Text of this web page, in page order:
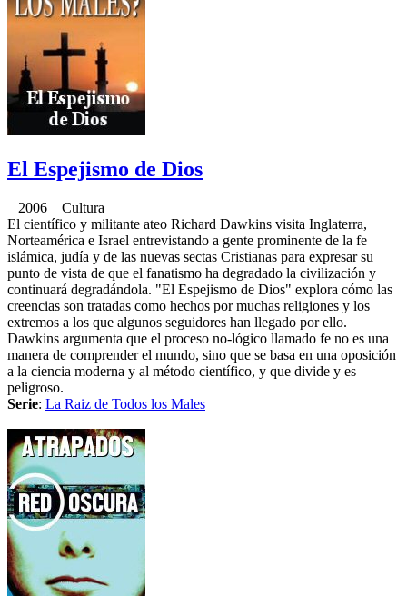
El Espejismo de Dios
2006 Cultura
El científico y militante ateo Richard Dawkins visita Inglaterra,
Norteamérica e Israel entrevistando a gente prominente de la fe
islámica, judía y de las nuevas sectas Cristianas para expresar su
punto de vista de que el fanatismo ha degradado la civilización y
continuará degradándola. "El Espejismo de Dios" explora cómo las
creencias son tratadas como hechos por muchas religiones y los
extremos a los que algunos seguidores han llegado por ello.
Dawkins argumenta que el proceso no-lógico llamado fe no es una
manera de comprender el mundo, sino que se basa en una oposición
a la ciencia moderna y al método científico, y que divide y es
peligroso.
Serie: La Raiz de Todos los Males